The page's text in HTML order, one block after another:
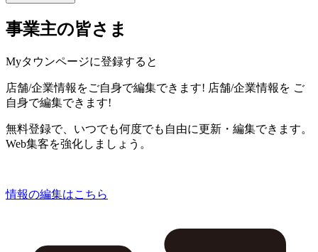
事業主の皆さま
Myタウンページに登録すると
店舗/企業情報をご自身で編集できます! 店舗/企業情報を ご
自身で編集できます!
無料登録で、いつでも何度でも自由に更新・編集できます。
Web集客を強化しましょう。
情報の編集はこちら